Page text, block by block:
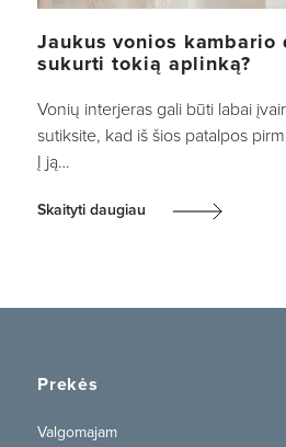
Jaukus vonios kambario
sukurti tokią aplinką?
Vonių interjeras gali būti labai
sutiksite, kad iš šios patalpos
Į ją…
Skaityti daugiau
Prekės
Valgomajam